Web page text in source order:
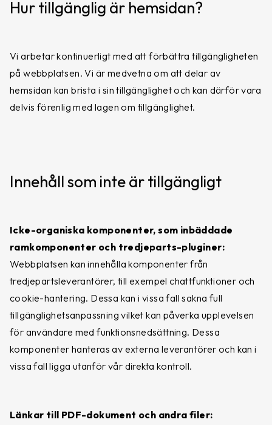
Hur tillgänglig är hemsidan?
Vi arbetar kontinuerligt med att förbättra tillgängligheten
på webbplatsen. Vi är medvetna om att delar av
hemsidan kan brista i sin tillgänglighet och kan därför vara
delvis förenlig med lagen om tillgänglighet.
Innehåll som inte är tillgängligt
Icke-organiska komponenter, som inbäddade
ramkomponenter och tredjeparts-pluginer:
Webbplatsen kan innehålla komponenter från
tredjepartsleverantörer, till exempel chattfunktioner och
cookie-hantering. Dessa kan i vissa fall sakna full
tillgänglighetsanpassning vilket kan påverka upplevelsen
för användare med funktionsnedsättning. Dessa
komponenter hanteras av externa leverantörer och kan i
vissa fall ligga utanför vår direkta kontroll.
Länkar till PDF-dokument och andra filer: